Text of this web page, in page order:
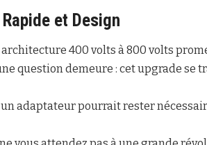
et Design
architecture 400 volts à 800 volts
question demeure : cet upgrade se
un adaptateur pourrait rester